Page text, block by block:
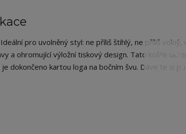
pro uvolněný styl: ne příliš štíhlý, ne příliš
a ohromující výložní tiskový design. Tato košile
dokončeno kartou loga na bočním švu. Dávejte si